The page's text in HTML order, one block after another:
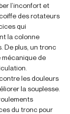
l’inconfort et
des rotateurs
qui
la colonne
De plus, un tronc
mécanique de
les douleurs
la souplesse.
du tronc pour